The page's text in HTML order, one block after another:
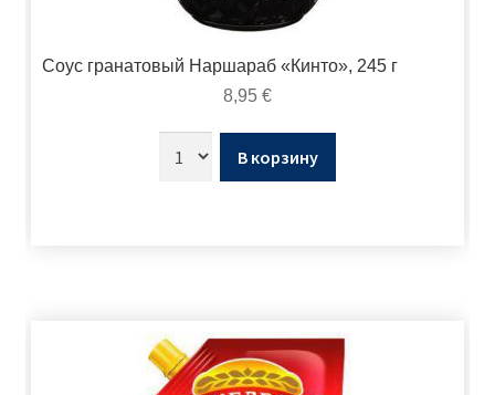
Соус гранатовый Наршараб «Кинто», 245 г
8,95 €
В корзину